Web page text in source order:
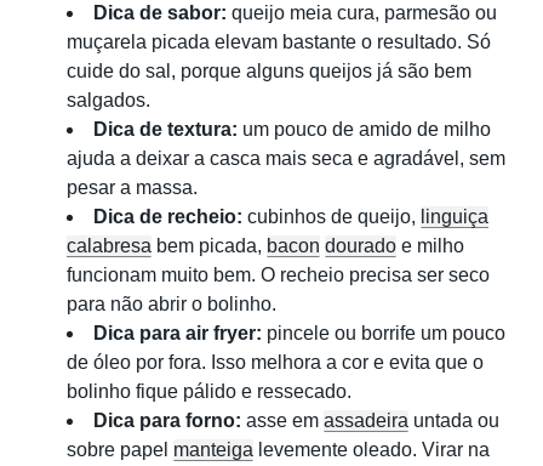
Dica de sabor: queijo meia cura, parmesão ou
muçarela picada elevam bastante o resultado. Só
cuide do sal, porque alguns queijos já são bem
salgados.
Dica de textura: um pouco de amido de milho
ajuda a deixar a casca mais seca e agradável, sem
pesar a massa.
Dica de recheio: cubinhos de queijo, linguiça
calabresa bem picada, bacon dourado e milho
funcionam muito bem. O recheio precisa ser seco
para não abrir o bolinho.
Dica para air fryer: pincele ou borrife um pouco
de óleo por fora. Isso melhora a cor e evita que o
bolinho fique pálido e ressecado.
Dica para forno: asse em assadeira untada ou
sobre papel manteiga levemente oleado. Virar na